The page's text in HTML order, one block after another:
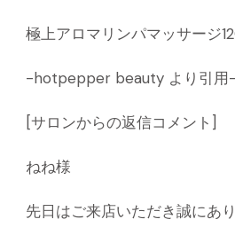
極上アロマリンパマッサージ
-hotpepper beauty より引用-
[サロンからの返信コメント]
ねね様
先日はご来店いただき誠にあ